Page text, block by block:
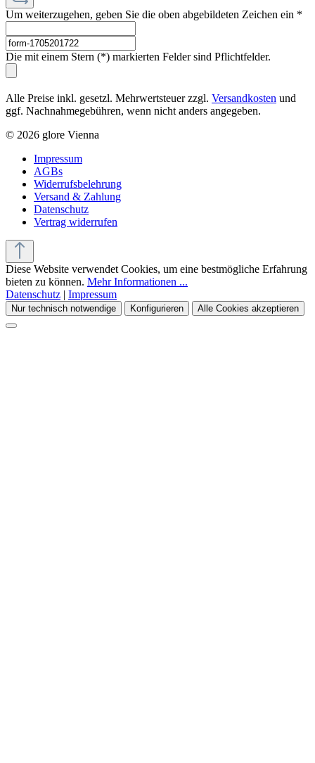
Um weiterzugehen, geben Sie die oben abgebildeten Zeichen ein *
Die mit einem Stern (*) markierten Felder sind Pflichtfelder.
Alle Preise inkl. gesetzl. Mehrwertsteuer zzgl. Versandkosten und
ggf. Nachnahmegebühren, wenn nicht anders angegeben.
© 2026 glore Vienna
Impressum
AGBs
Widerrufsbelehrung
Versand & Zahlung
Datenschutz
Vertrag widerrufen
Diese Website verwendet Cookies, um eine bestmögliche Erfahrung
bieten zu können. Mehr Informationen ...
Datenschutz | Impressum
Nur technisch notwendige Konfigurieren Alle Cookies akzeptieren